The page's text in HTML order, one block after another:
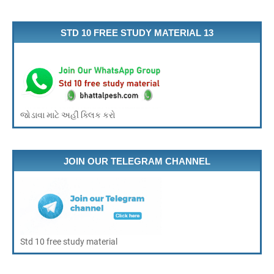
STD 10 FREE STUDY MATERIAL 13
જોડાવા માટે અહીં ક્લિક કરો
JOIN OUR TELEGRAM CHANNEL
Std 10 free study material